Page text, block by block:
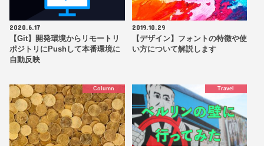
2020.6.17
【Git】開発環境からリモートリ
ポジトリにPushして本番環境に
自動反映
2019.10.29
【デザイン】フォントの特徴や使
い方について解説します
Column Travel